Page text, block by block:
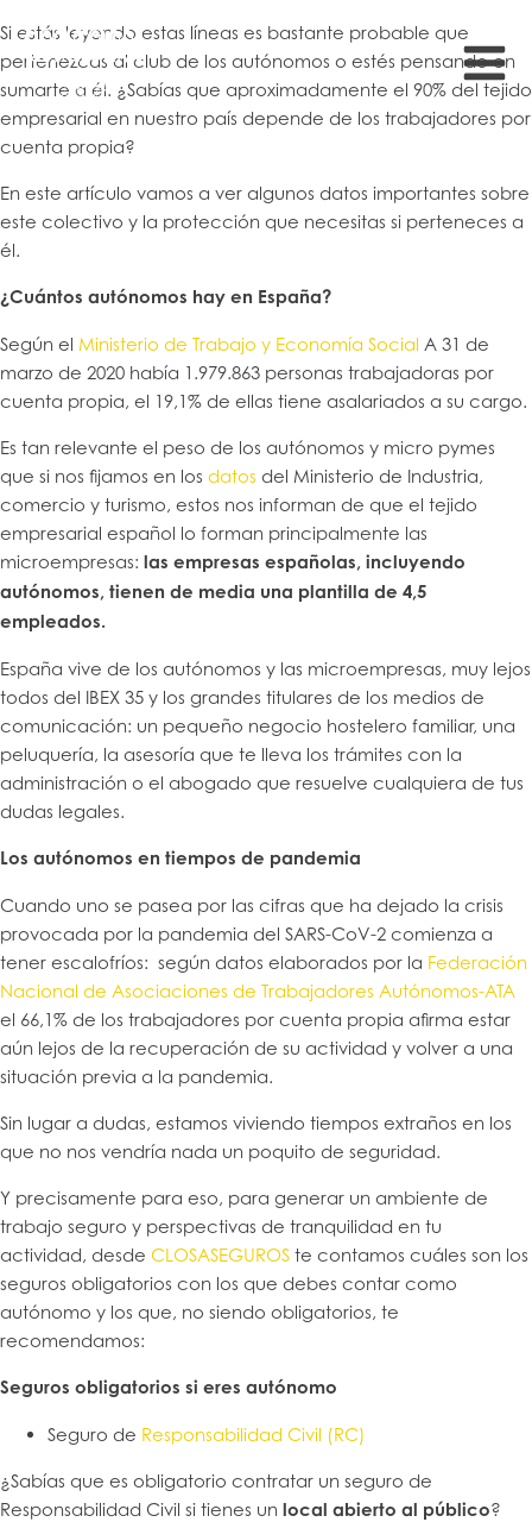
Si estás leyendo estas líneas es bastante probable que
pertenezcas al club de los autónomos o estés pensando en
sumarte a él. ¿Sabías que aproximadamente el 90% del tejido
empresarial en nuestro país depende de los trabajadores por
cuenta propia?
En este artículo vamos a ver algunos datos importantes sobre
este colectivo y la protección que necesitas si perteneces a
él.
¿Cuántos autónomos hay en España?
Según el Ministerio de Trabajo y Economía Social A 31 de
marzo de 2020 había 1.979.863 personas trabajadoras por
cuenta propia, el 19,1% de ellas tiene asalariados a su cargo.
Es tan relevante el peso de los autónomos y micro pymes
que si nos fijamos en los datos del Ministerio de Industria,
comercio y turismo, estos nos informan de que el tejido
empresarial español lo forman principalmente las
microempresas: las empresas españolas, incluyendo
autónomos, tienen de media una plantilla de 4,5
empleados.
España vive de los autónomos y las microempresas, muy lejos
todos del IBEX 35 y los grandes titulares de los medios de
comunicación: un pequeño negocio hostelero familiar, una
peluquería, la asesoría que te lleva los trámites con la
administración o el abogado que resuelve cualquiera de tus
dudas legales.
Los autónomos en tiempos de pandemia
Cuando uno se pasea por las cifras que ha dejado la crisis
provocada por la pandemia del SARS-CoV-2 comienza a
tener escalofríos: según datos elaborados por la Federación
Nacional de Asociaciones de Trabajadores Autónomos-ATA
el 66,1% de los trabajadores por cuenta propia afirma estar
aún lejos de la recuperación de su actividad y volver a una
situación previa a la pandemia.
Sin lugar a dudas, estamos viviendo tiempos extraños en los
que no nos vendría nada un poquito de seguridad.
Y precisamente para eso, para generar un ambiente de
trabajo seguro y perspectivas de tranquilidad en tu
actividad, desde CLOSASEGUROS te contamos cuáles son los
seguros obligatorios con los que debes contar como
autónomo y los que, no siendo obligatorios, te
recomendamos:
Seguros obligatorios si eres autónomo
Seguro de Responsabilidad Civil (RC)
¿Sabías que es obligatorio contratar un seguro de
Responsabilidad Civil si tienes un local abierto al público?